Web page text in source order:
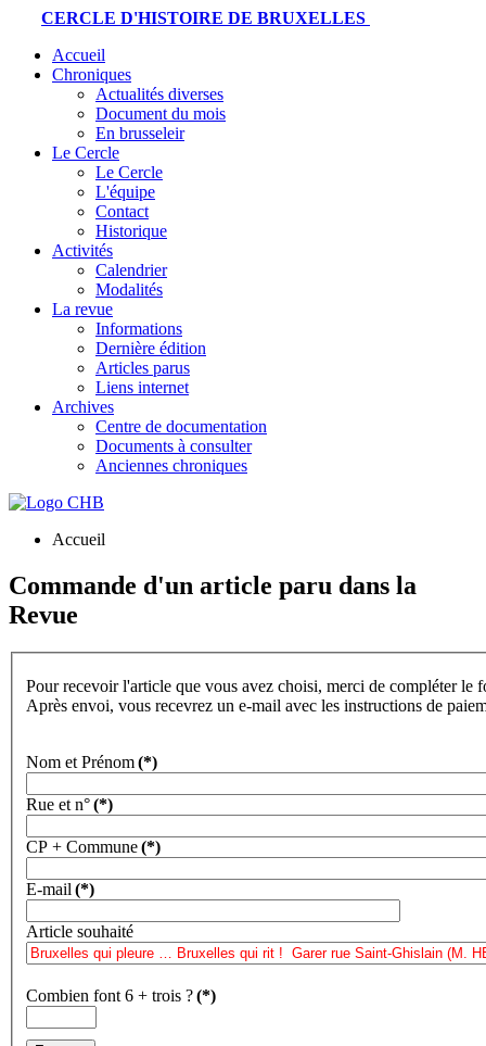
CERCLE D'HISTOIRE DE BRUXELLES
Accueil
Chroniques
Actualités diverses
Document du mois
En brusseleir
Le Cercle
Le Cercle
L'équipe
Contact
Historique
Activités
Calendrier
Modalités
La revue
Informations
Dernière édition
Articles parus
Liens internet
Archives
Centre de documentation
Documents à consulter
Anciennes chroniques
Accueil
Commande d'un article paru dans la
Revue
Pour recevoir l'article que vous avez choisi, merci de compléter le
Après envoi, vous recevrez un e-mail avec les instructions de
Nom et Prénom(*)
Rue et n°(*)
CP + Commune(*)
E-mail(*)
Article souhaité
Combien font 6 + trois ?(*)